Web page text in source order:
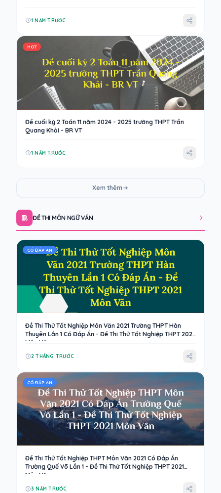
1 NĂM TRƯỚC
HOT
Đề cuối kỳ 2 Toán 11 năm 2024 - 2025 trường THPT Trần
Quang Khải - BR VT
1 NĂM TRƯỚC
Xem thêm
ĐỀ THI MÔN NGỮ VĂN
CÓ ĐÁP AN
Đề Thi Thử Tốt Nghiệp Môn Văn 2021 Trường THPT Hàn
Thuyên Lần 1 Có Đáp Án - Đề Thi Thử Tốt Nghiệp THPT 2021
Môn Văn
2 THÁNG TRƯỚC
CÓ ĐÁP AN
Đề Thi Thử Tốt Nghiệp THPT Môn Văn 2021 Có Đáp Án
Trường Quế Võ Lần 1 - Đề Thi Thử Tốt Nghiệp THPT 2021
Môn Văn
3 NĂM TRƯỚC